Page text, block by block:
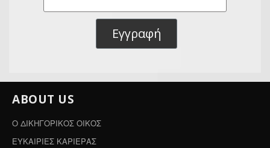
Εγγραφή
ABOUT US
Ο ΔΙΚΗΓΟΡΙΚΟΣ ΟΙΚΟΣ
ΕΥΚΑΙΡΙΕΣ ΚΑΡΙΕΡΑΣ